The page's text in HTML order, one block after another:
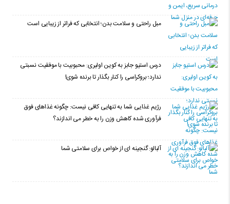
مبل راحتی و سلامت بدن؛ انتخابی که فراتر از زیبایی است
درس استیو جابز به کوین اولیری: محبوبیت با موفقیت نسبتی
ندارد؛ بروکراسی را کنار بگذار تا برنده شوی!
رژیم غذایی شما به تنهایی کافی نیست: چگونه غذاهای فوق
فرآوری شده کاهش وزن را به خطر می اندازند؟
آلبالو: گنجینه ای از خواص برای سلامتی شما